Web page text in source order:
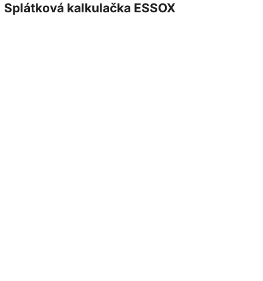
Splátková kalkulačka ESSOX